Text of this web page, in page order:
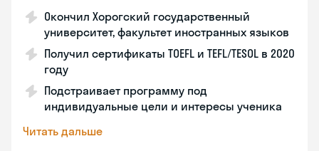
Окончил Хорогский государственный
университет, факультет иностранных языков
Получил сертификаты TOEFL и TEFL/TESOL в 2020
году
Подстраивает программу под
индивидуальные цели и интересы ученика
Читать дальше